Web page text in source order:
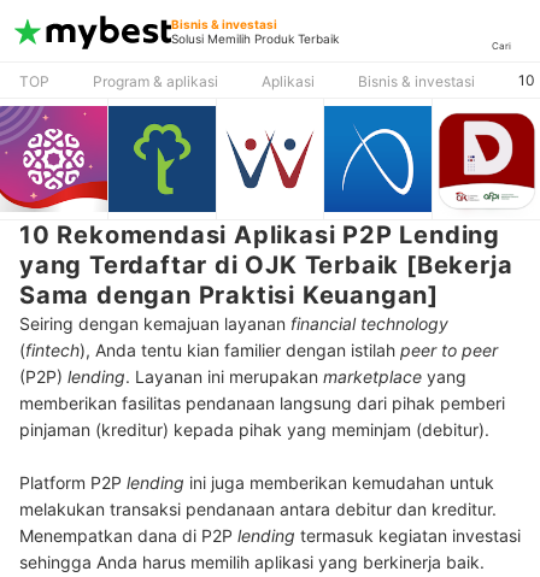
Bisnis & investasi
Solusi Memilih Produk Terbaik
Cari
TOP Program & aplikasi Aplikasi Bisnis & investasi 10
10 Rekomendasi Aplikasi P2P Lending
yang Terdaftar di OJK Terbaik [Bekerja
Sama dengan Praktisi Keuangan]
Seiring dengan kemajuan layanan financial technology
(fintech), Anda tentu kian familier dengan istilah peer to peer
(P2P) lending. Layanan ini merupakan marketplace yang
memberikan fasilitas pendanaan langsung dari pihak pemberi
pinjaman (kreditur) kepada pihak yang meminjam (debitur).
Platform P2P lending ini juga memberikan kemudahan untuk
melakukan transaksi pendanaan antara debitur dan kreditur.
Menempatkan dana di P2P lending termasuk kegiatan investasi
sehingga Anda harus memilih aplikasi yang berkinerja baik.